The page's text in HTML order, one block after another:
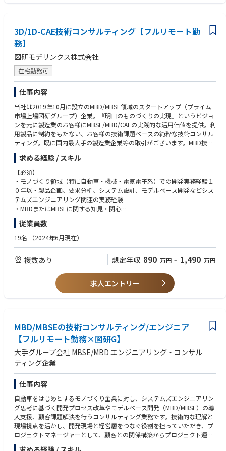
4. 経営と直結した自由度の高い事業創出環境
本ポジションは、CSO簗田・GM山田と並走しながら事業を構想・推進
できる環境です。
フットワーク軽く構想から実装までを一気通貫で動かせる裁量があり、
「ルールが整ってから動く」のではなく「ルールごと創っていく」ダイナ
ミズムを体感できます。
◉求める人物像
・正解のないテーマに対して、仮説を構築し、スピード感を持って事業化
まで推進できる方
・社会課題への高い感度とビジネス視点の両立に関心を持ち、持続可能な
事業の構築に取り組みたい方
・文化や立場の異なる多様な関係者と合意形成を図りながら、プロジェク
トを前に進められる方
3D/1D-CAE技術コンサルティング【フルリモート勤
務】
図研モデリンクス株式会社
在宅勤務可
仕事内容
当社は2019年10月に設立のMBD/MBSE領域のスタートアップ（プライム
市場上場図研グループ）企業。『明日のものづくりの実現』というビジョ
ンを元に製造業のお客様にMBSE/MBD/CAEの実践的な活用価値を提供。利
用製品に制約をもたない、お客様の技術課題ベースの純粋な技術コンサル
ティング。既に国内最大手の製造業企業等の取引がございます。MBD技術
を武器にMBSE領域の技術コンサルをさらに強化しビジネスの拡大をする
ための募集になります。
【安定性】プライム市場上場図研社が親会社のため財務安定性を担保
【働き方】 専門業務型裁量労働制を採用
【働きやすさ】業務パフォーマンスをベースに評価するため、時間的・場
所的制約を受けずにご活躍頂くことができます。
【仕事内容】
自動車をはじめとするモノづくり企業に対し、3D-CAE、1D-CAEを駆使
し、先進的なモデルベース開発（MBD/MBSE）の導入支援、顧客課題解決
を行うコンサルティング業務です。技術的な理解と現場視点を活かし、モ
ノづくりにおけるシステム設計と単体設計をつなぐプロセスを革新する役
築からプロジェクト運営までを一貫して担当して頂きます。技術成果開発
においては、実際にご自身の手でモデリング・プログラミング・解析・環
・モノづくりにおけるシステム設計と単体設計をつなぐプロセスに関わる
顧客課題のヒアリング
・3D-CAE、1D-CAEを駆使して顧客課題を解決するソリューション提案と
その開発
・3Dモデルの縮退技術を適用することによる1D-CAEの精度向上への貢献
頼度向上によるMBDの啓蒙
【具体的な業務の流れ】
お客様（特に製造業の研究・開発部門）の課題をお聞きし、課題解決に向
けて提案を実施。提案内容について合意をえられたら、弊社の方でプロジ
ェクトチームを組み、納品に向けてのコンサル・エンジニアリングサービ
スを実施する。
求める経験 / スキル
【必須】
・モノづくり領域（特に自動車・機械・電気電子系）での開発実務経験１
０年以・製品企画、要求分析、システム設計、モデルベース開発などシス
テムズエンジニアリング関連の実務経験
・MBDまたはMBSEに関する知見・関心
・技術的課題を言語化し、ドキュメント・プレゼンで伝えられる論理的思
考力・表現力
・他社や他部門との協働を通じた課題整理・提案・推進の経験
意をお持ちの方
・コンサルティングファームまたは事業会社での業務改革・技術企画・P
証経験
・組込みソフト開発プロセスの理解、コード生成やHILS/SILS試験の経験
・要求仕様書/機能仕様書の作成・管理経験
・機能安全（ISO26262）またはASPICEに基づく開発・監査経験
・システムズエンジニアリング教育・導入支援の経験
【中途入社者のバックグラウンド完成車メーカー、Tier1サプライヤー、電
機メーカー、MBDベンダー等
従業員数
19名 （2024年6月現在）
複数あり 想定年収 890 万円 ~ 1,490 万円
求人エントリー
MBD/MBSEの技術コンサルティング/エンジニア
【フルリモート勤務×図研G】
大手グループ会社 MBSE/MBD エンジニアリング・コンサル
ティング企業
仕事内容
自動車をはじめとするモノづくり企業に対し、システムズエンジニアリン
グ思考に基づく開発プロセス改革やモデルベース開発（MBD/MBSE）の導
入支援、顧客課題解決を行うコンサルティング業務です。技術的な理解と
現場視点を活かし、開発現場と経営層をつなぐ役割を担っていただき、プ
ロジェクトマネージャーとして、顧客との関係構築からプロジェクト運営
までを一貫して担当して頂きます。技術成果開発においては、実際にご自